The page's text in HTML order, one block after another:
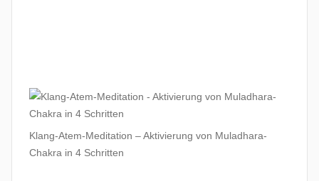
Klang-Atem-Meditation – Aktivierung von Muladhara-
Chakra in 4 Schritten